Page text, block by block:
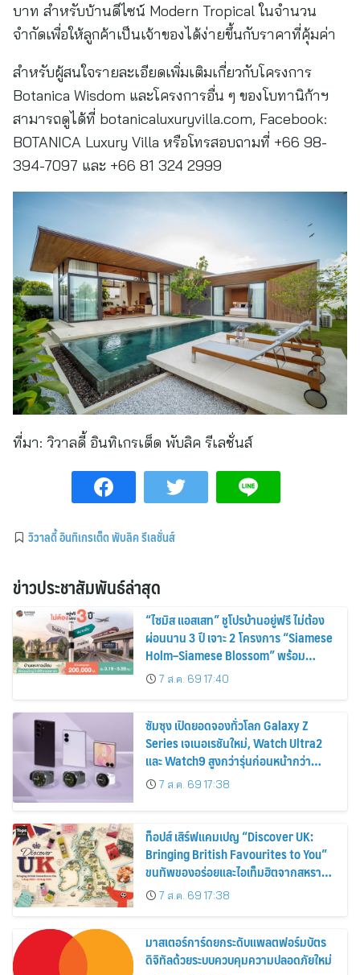
บาท สำหรับบ้านดีไซน์ Modern Tropical ในจำนวน
จำกัดเพื่อให้ลูกค้าเป็นเจ้าของได้ง่ายขึ้นกับราคาที่คุ้มค่า
สำหรับผู้สนใจรายละเอียดเพิ่มเติมเกี่ยวกับโครงการ
Botanica Wisdom และโครงการอื่น ๆ ของโบทานิก้าฯ
สามารถดูได้ที่ botanicaluxuryvilla.com, Facebook:
BOTANICA Luxury Villa หรือโทรสอบถามที่ +66 98-
394-7097 และ +66 81 324 2999
ที่มา: วิวาลดี้ อินทิเกรเต็ด พับลิค รีเลชั่นส์
วิวาลดี้ อินทิเกรเต็ด พับลิค รีเลชั่นส์
ข่าวประชาสัมพันธ์ล่าสุด
“ไซมิส แอสเสท” ชูโปรบ้านอยู่ฟรี ไม่ต้อง
ผ่อนนาน 3 ปี เจาะ 2 โครงการ “Siamese
Holm–Siamese Blossom” พร้อม
ส่วนลดและสิทธิพิเศษถึง 31 สิงหาคม
2569
7 ส.ค. 69 17:40
ซัมซุง เปิดยอดจองทั่วโลก Galaxy Z
Series เจเนอเรชันใหม่, Watch Ultra2
และ Watch9 สูงกว่ารุ่นก่อนหน้ากว่า
30%7 ส.ค. 69 17:38
ท็อปส์ เสิร์ฟแคมเปญ “Discover UK:
Bringing British Favourites to You”
ขนทัพของอร่อยและไอเท็มฮิตจากสหราช
อาณาจักร ส่งตรงถึงมือตั้งแต่วันนี้ – 18
สิงหาคมนี้
7 ส.ค. 69 17:38
มาสเตอร์การ์ดยกระดับแพลตฟอร์มบัตร
ดิจิทัลด้วยระบบควบคุมความปลอดภัยใหม่